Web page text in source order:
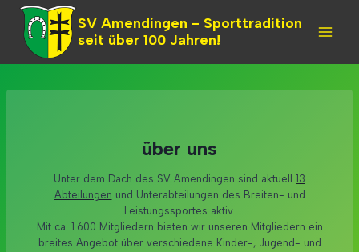
Skip
content
SV Amendingen - Sporttradition
seit über 100 Jahren!
über uns
Unter dem Dach des SV Amendingen sind aktuell 13
Abteilungen und Unterabteilungen des Breiten- und
Leistungssportes aktiv.
Mit ca. 1.600 Mitgliedern bieten wir unseren Mitgliedern ein
breites Angebot über verschiedene Kinder-, Jugend- und